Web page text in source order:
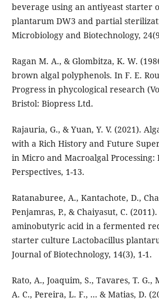
beverage using an antiyeast starter
plantarum DW3 and partial
Microbiology and Biotechnology,
Ragan M. A., & Glombitza, K. W.
brown algal polyphenols. In F. E.
Progress in phycological research
Bristol: Biopress Ltd.
Rajauria, G., & Yuan, Y. V. (2021).
with a Rich History and Future
in Micro and Macroalgal Processing:
Perspectives, 1-13.
Ratanaburee, A., Kantachote, D.,
Penjamras, P., & Chaiyasut, C.
aminobutyric acid in a fermented
starter culture Lactobacillus
Journal of Biotechnology, 14(3), 1-1.
Rato, A., Joaquim, S., Tavares, T. G.,
A. C., Pereira, L. F., ... & Matias, D.